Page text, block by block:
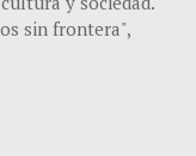
sin frontera",